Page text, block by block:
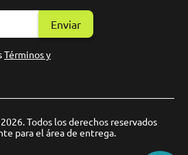
Enviar
Términos y
Todos los derechos reservados
para el área de entrega.